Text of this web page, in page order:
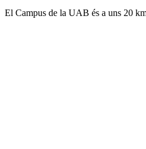
El Campus de la UAB és a uns 20